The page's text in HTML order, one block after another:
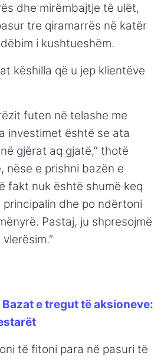
dhe mirëmbajtje të ulët,
tre qiramarrës në katër
i kushtueshëm.
këshilla që u jep klientëve
futen në telashe me
investimet është se ata
gjërat aq gjatë,” thotë
nëse e prishni bazën e
fakt nuk është shumë keq
principalin dhe po ndërtoni
Pastaj, ju shpresojmë
Bazat e tregut të aksioneve:
të fitoni para në pasuri të